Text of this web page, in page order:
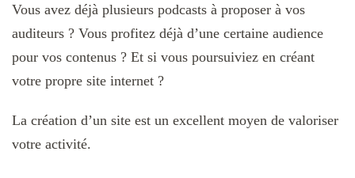
Vous avez déjà plusieurs podcasts à proposer à vos
auditeurs ? Vous profitez déjà d’une certaine audience
pour vos contenus ? Et si vous poursuiviez en créant
votre propre site internet ?
La création d’un site est un excellent moyen de valoriser
votre activité.